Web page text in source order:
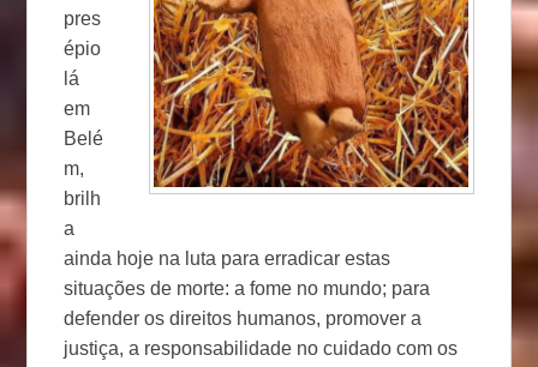
pres
épio
lá
em
Belé
m,
brilh
a
ainda hoje na luta para erradicar estas
situações de morte: a fome no mundo; para
defender os direitos humanos, promover a
justiça, a responsabilidade no cuidado com os